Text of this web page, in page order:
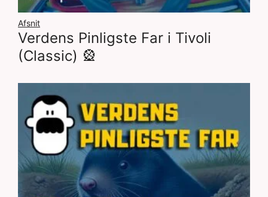
Afsnit
Verdens Pinligste Far i Tivoli
(Classic) 🎡